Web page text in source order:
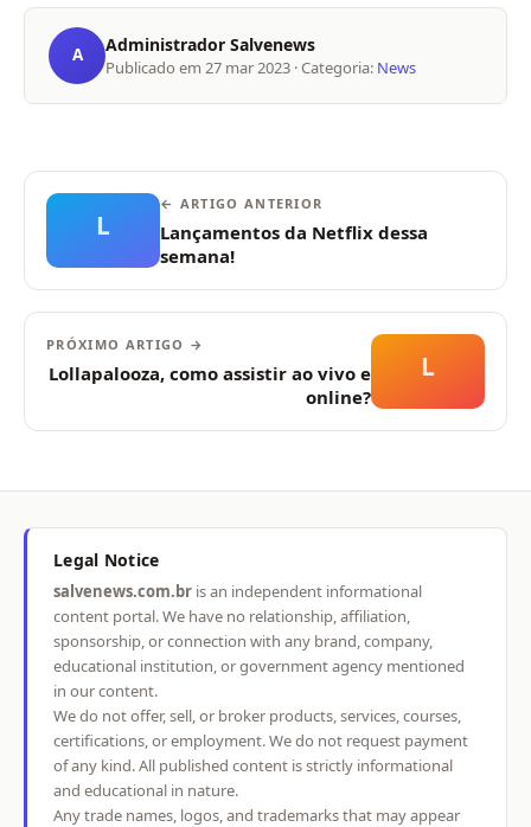
A Administrador Salvenews
Publicado em 27 mar 2023 · Categoria: News
L
← ARTIGO ANTERIOR
Lançamentos da Netflix dessa
semana!
L
PRÓXIMO ARTIGO →
Lollapalooza, como assistir ao vivo e
online?
Legal Notice
salvenews.com.br is an independent informational
content portal. We have no relationship, affiliation,
sponsorship, or connection with any brand, company,
educational institution, or government agency mentioned
in our content.
We do not offer, sell, or broker products, services, courses,
certifications, or employment. We do not request payment
of any kind. All published content is strictly informational
and educational in nature.
Any trade names, logos, and trademarks that may appear